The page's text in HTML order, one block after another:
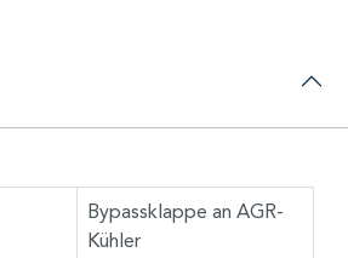
Bypassklappe an AGR-
Kühler